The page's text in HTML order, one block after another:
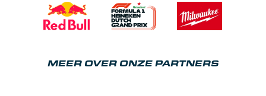
MEER OVER ONZE PARTNERS